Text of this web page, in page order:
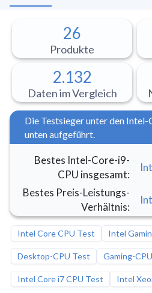
26
Produkte
2.132
Daten im Vergleich
Die Testsieger unter den
unten aufgeführt.
Bestes Intel-Core-i9-
CPU insgesamt:
Bestes Preis-Leistungs-
Verhältnis:
Intel Core CPU Test Intel
Desktop-CPU Test Gaming-
Intel Core i7 CPU Test Intel